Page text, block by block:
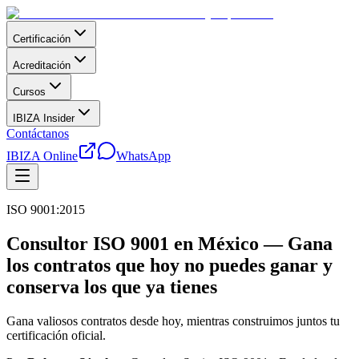
Certificación
Acreditación
Cursos
IBIZA Insider
Contáctanos
IBIZA Online
WhatsApp
ISO 9001:2015
Consultor ISO 9001 en México — Gana
los contratos que hoy no puedes ganar y
conserva los que ya tienes
Gana valiosos contratos desde hoy, mientras construimos juntos tu
certificación oficial.